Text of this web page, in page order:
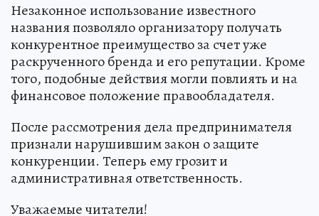
Незаконное использование известного
названия позволяло организатору получать
конкурентное преимущество за счет уже
раскрученного бренда и его репутации. Кроме
того, подобные действия могли повлиять и на
финансовое положение правообладателя.
После рассмотрения дела предпринимателя
признали нарушившим закон о защите
конкуренции. Теперь ему грозит и
административная ответственность.
Уважаемые читатели!